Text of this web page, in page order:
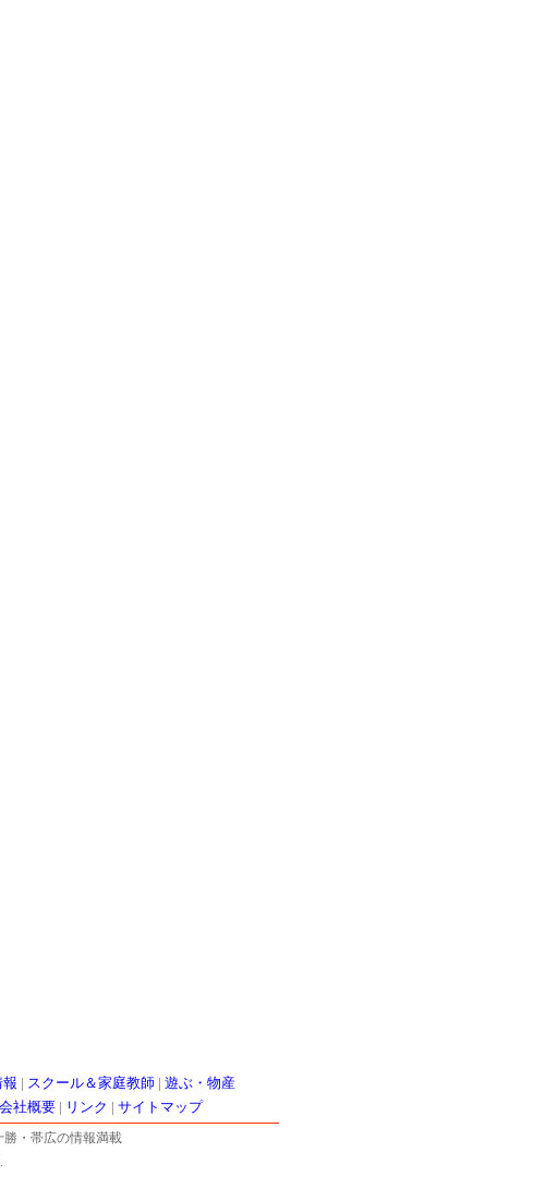
報 スクール＆家庭教師
遊ぶ・物産
会社概要| リンク
サイトマップ
・帯広の情報満載